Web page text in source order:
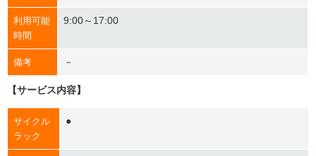
利用可能
時間
9:00～17:00
備考 －
【サービス内容】
サイクル
ラック
●